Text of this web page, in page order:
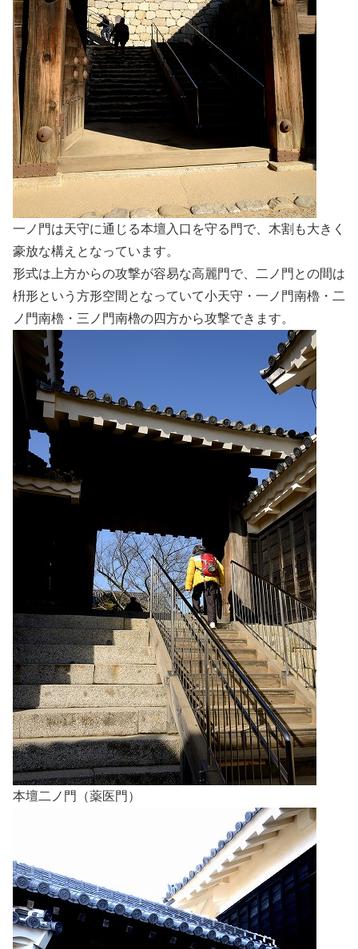
一ノ門は天守に通じる本壇入口を守る門で、木割も大きく
豪放な構えとなっています。
形式は上方からの攻撃が容易な高麗門で、二ノ門との間は
枡形という方形空間となっていて小天守・一ノ門南櫓・二
ノ門南櫓・三ノ門南櫓の四方から攻撃できます。
本壇二ノ門（薬医門）